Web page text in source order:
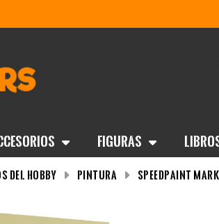
Figuras
del Hobby Pintura Speedpaint